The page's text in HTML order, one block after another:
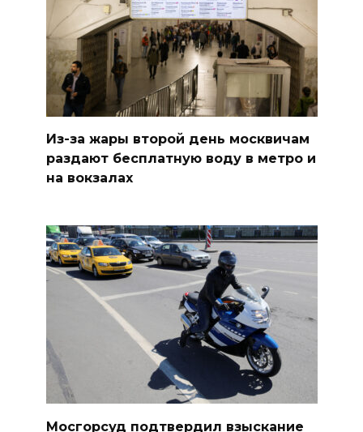
Из-за жары второй день москвичам
раздают бесплатную воду в метро и
на вокзалах
Мосгорсуд подтвердил взыскание